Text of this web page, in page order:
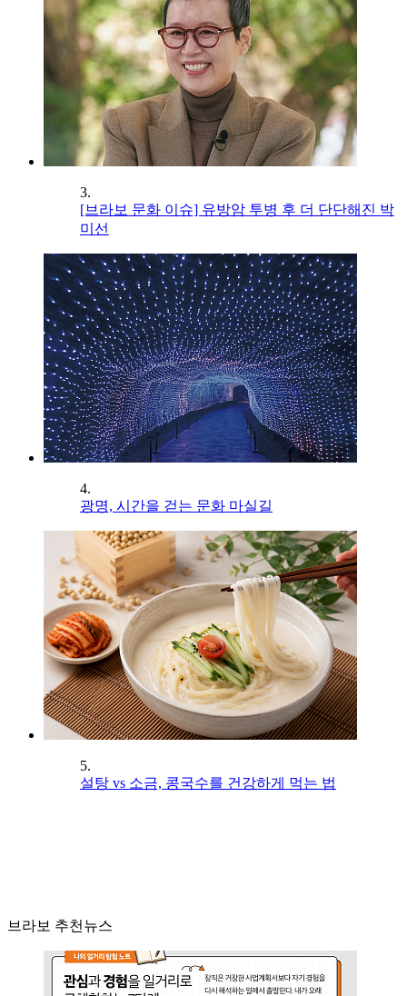
3.
[브라보 문화 이슈] 유방암 투병 후 더 단단해진 박
미선
4.
광명, 시간을 걷는 문화 마실길
5.
설탕 vs 소금, 콩국수를 건강하게 먹는 법
브라보 추천뉴스